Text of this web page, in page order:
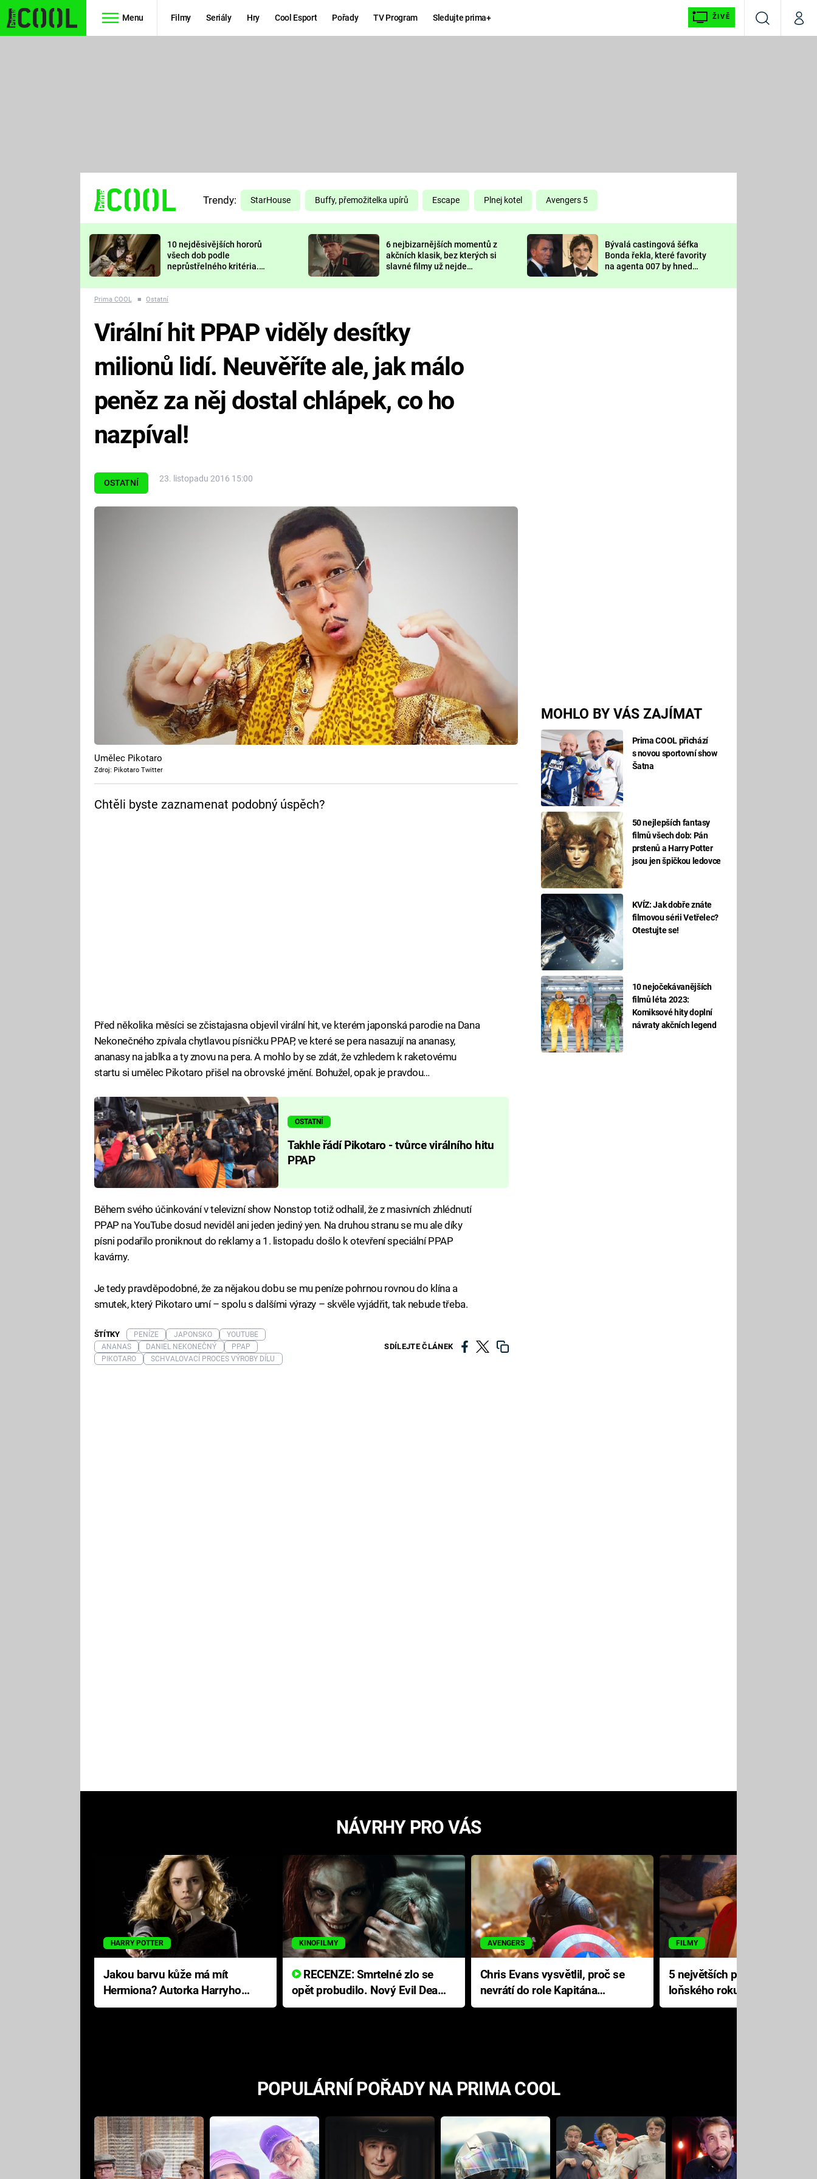
Menu Filmy Seriály Hry Cool Esport Pořady TV Program Sledujte prima+ ŽIVĚ
VyhledáváníMůj
TŘESKU
FUTURAMA
PREDÁTOR
DELIVERANCE
KOMEDIE
CHUCK
NORRIS
DEADPOOL
Prima LAJK
Sledujte nás
Trendy: StarHouse Buffy, přemožitelka upírů Escape Plnej kotel Avengers 5
10 nejděsivějších hororů
všech dob podle
neprůstřelného kritéria.
nejvíc zvednou tep?
6 nejbizarnějších momentů z
akčních klasik, bez kterých si
slavné filmy už nejde
Bývalá castingová šéfka
Bonda řekla, které favority
na agenta 007 by hned
Prima COOL ■ Ostatní
OSTATNÍ 23. listopadu 2016 15:00
MOHLO BY VÁS ZAJÍMAT
Prima COOL přichází
s novou sportovní show
Šatna
50 nejlepších fantasy
filmů všech dob: Pán
prstenů a Harry Potter
jsou jen špičkou ledovce
KVÍZ: Jak dobře znáte
filmovou sérii Vetřelec?
Otestujte se!
10 nejočekávanějších
filmů léta 2023:
Komiksové hity doplní
návraty akčních legend
Virální hit PPAP viděly desítky
milionů lidí. Neuvěříte ale, jak málo
peněz za něj dostal chlápek, co ho
nazpíval!
Umělec Pikotaro
Zdroj: Pikotaro Twitter
Chtěli byste zaznamenat podobný úspěch?
Před několika měsíci se zčistajasna objevil virální hit, ve kterém japonská parodie na Dana
Nekonečného zpívala chytlavou písničku PPAP, ve které se pera nasazují na ananasy,
ananasy na jablka a ty znovu na pera. A mohlo by se zdát, že vzhledem k raketovému
startu si umělec Pikotaro přišel na obrovské jmění. Bohužel, opak je pravdou…
OSTATNÍ
Takhle řádí Pikotaro - tvůrce virálního hitu
PPAP
Během svého účinkování v televizní show Nonstop totiž odhalil, že z masivních zhlédnutí
PPAP na YouTube dosud neviděl ani jeden jediný yen. Na druhou stranu se mu ale díky
písni podařilo proniknout do reklamy a 1. listopadu došlo k otevření speciální PPAP
kavárny.
Je tedy pravděpodobné, že za nějakou dobu se mu peníze pohrnou rovnou do klína a
smutek, který Pikotaro umí – spolu s dalšími výrazy – skvěle vyjádřit, tak nebude třeba.
SDÍLEJTE ČLÁNEK
ŠTÍTKY PENÍZE JAPONSKO
YOUTUBE
ANANAS
DANIEL NEKONEČNÝ
PPAP
PIKOTARO
SCHVALOVACÍ PROCES VÝROBY DÍLU
NÁVRHY PRO VÁS
HARRY POTTER
Jakou barvu kůže má mít
Hermiona? Autorka Harryho
Pottera přišla s ráznou
KINOFILMY
RECENZE: Smrtelné zlo se
opět probudilo. Nový Evil Dead
přichází s neodolatelnou
AVENGERS
Chris Evans vysvětlil, proč se
nevrátí do role Kapitána
Ameriky
FILMY
5 největších propadáků
loňského roku: Disney na
jediné katastrofě prodělal 200
POPULÁRNÍ POŘADY NA PRIMA COOL